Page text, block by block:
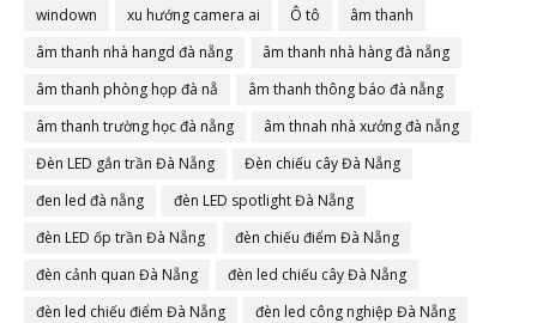
windown
xu hướng camera ai Ô tô
âm thanh
âm thanh nhà hangd đà nẵng
âm thanh nhà hàng đà nẵng
âm thanh phòng họp đà nẵ
âm thanh thông báo đà nẵng
âm thanh trường học đà nẵng
âm thnah nhà xưởng đà nẵng
Đèn LED gắn trần Đà Nẵng
Đèn chiếu cây Đà Nẵng
đen led đà nẵng
đèn LED spotlight Đà Nẵng
đèn LED ốp trần Đà Nẵng
đèn chiếu điểm Đà Nẵng
đèn cảnh quan Đà Nẵng
đèn led chiếu cây Đà Nẵng
đèn led chiếu điểm Đà Nẵng
đèn led công nghiệp Đà Nẵng